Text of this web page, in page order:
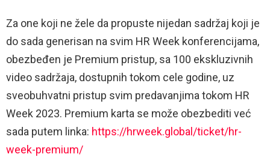
Za one koji ne žele da propuste nijedan sadržaj koji je
do sada generisan na svim HR Week konferencijama,
obezbeđen je Premium pristup, sa 100 ekskluzivnih
video sadržaja, dostupnih tokom cele godine, uz
sveobuhvatni pristup svim predavanjima tokom HR
Week 2023. Premium karta se može obezbediti već
sada putem linka: https://hrweek.global/ticket/hr-
week-premium/